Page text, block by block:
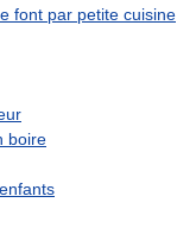
font par petite cuisine
boire